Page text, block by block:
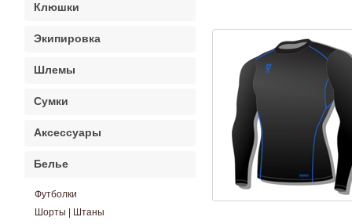
Клюшки
Экипировка
Шлемы
Сумки
Аксессуары
Белье
Футболки
Шорты | Штаны